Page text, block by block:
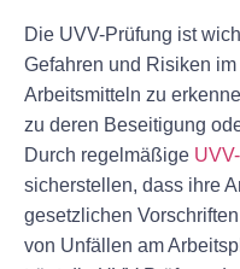
Die UVV-Prüfung ist
Gefahren und Risiken
Arbeitsmitteln zu
zu deren Beseitigung
Durch regelmäßige
sicherstellen, dass ihre
gesetzlichen
von Unfällen am